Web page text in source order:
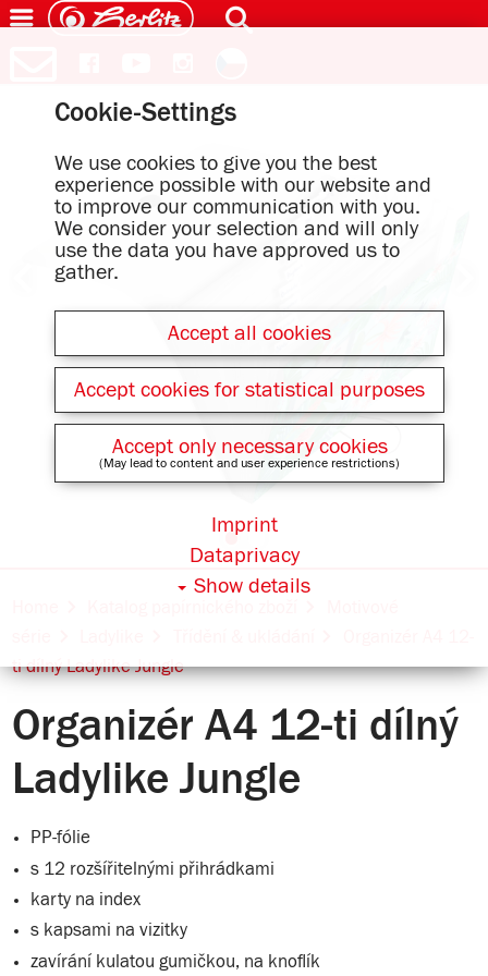
ti dílný Ladylike Jungle
Organizér A4 12-ti dílný
Ladylike Jungle
PP-fólie
s 12 rozšířitelnými přihrádkami
karty na index
s kapsami na vizitky
zavírání kulatou gumičkou, na knoflík
Cookie-Settings
We use cookies to give you the best
experience possible with our website and
to improve our communication with you.
We consider your selection and will only
use the data you have approved us to
gather.
Accept all cookies
Accept cookies for statistical purposes
Accept only necessary cookies
(May lead to content and user experience restrictions)
Show details
Dataprivacy
Imprint